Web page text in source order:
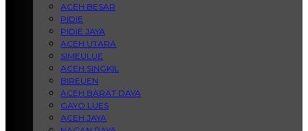
ACEH BESAR
PIDIE
PIDIE JAYA
ACEH UTARA
SIMEULUE
ACEH SINGKIL
BIREUEN
ACEH BARAT DAYA
GAYO LUES
ACEH JAYA